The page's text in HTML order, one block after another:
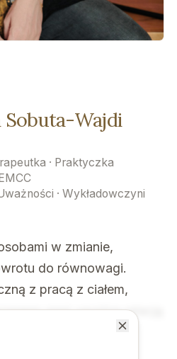
Sobuta-Wajdi
· Praktyczka
· Wykładowczyni
w zmianie,
do równowagi.
z pracą z ciałem,
oraz uważną relacją